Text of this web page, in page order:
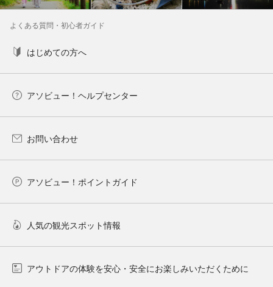
よくある質問・初心者ガイド
はじめての方へ
アソビュー！ヘルプセンター
お問い合わせ
アソビュー！ポイントガイド
人気の観光スポット情報
アウトドアの体験を安心・安全にお楽しみいただくために